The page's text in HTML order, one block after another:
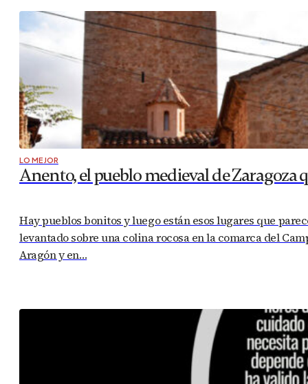
LO MEJOR
Anento, el pueblo medieval de Zaragoza
Hay pueblos bonitos y luego están esos lugares que
levantado sobre una colina rocosa en la comarca del
Aragón y en…